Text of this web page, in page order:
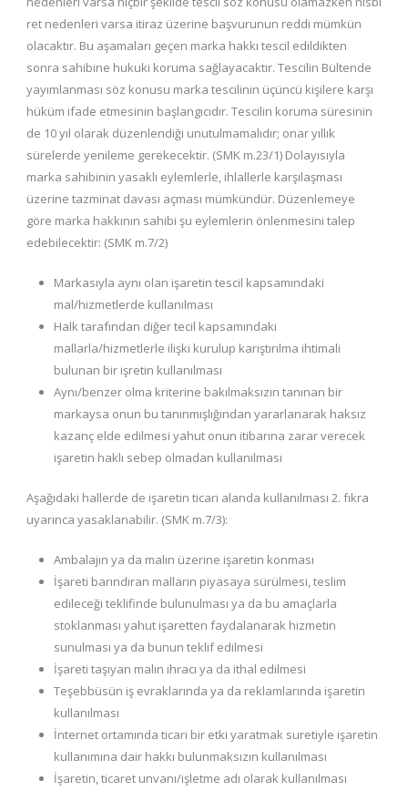
ret nedenleri varsa itiraz üzerine başvurunun reddi mümkün
olacaktır. Bu aşamaları geçen marka hakkı tescil edildikten
sonra sahibine hukuki koruma sağlayacaktır. Tescilin Bültende
yayımlanması söz konusu marka tescilinin üçüncü kişilere karşı
hüküm ifade etmesinin başlangıcıdır. Tescilin koruma süresinin
de 10 yıl olarak düzenlendiği unutulmamalıdır; onar yıllık
sürelerde yenileme gerekecektir. (SMK m.23/1) Dolayısıyla
marka sahibinin yasaklı eylemlerle, ihlallerle karşılaşması
üzerine tazminat davası açması mümkündür. Düzenlemeye
göre marka hakkının sahibi şu eylemlerin önlenmesini talep
edebilecektir: (SMK m.7/2)
Markasıyla aynı olan işaretin tescil kapsamındaki
mal/hizmetlerde kullanılması
Halk tarafından diğer tecil kapsamındaki
mallarla/hizmetlerle ilişki kurulup karıştırılma ihtimali
bulunan bir işretin kullanılması
Aynı/benzer olma kriterine bakılmaksızın tanınan bir
markaysa onun bu tanınmışlığından yararlanarak haksız
kazanç elde edilmesi yahut onun itibarına zarar verecek
işaretin haklı sebep olmadan kullanılması
Aşağıdaki hallerde de işaretin ticari alanda kullanılması 2. fıkra
uyarınca yasaklanabilir. (SMK m.7/3):
Ambalajın ya da malın üzerine işaretin konması
İşareti barındıran malların piyasaya sürülmesi, teslim
edileceği teklifinde bulunulması ya da bu amaçlarla
stoklanması yahut işaretten faydalanarak hizmetin
sunulması ya da bunun teklif edilmesi
İşareti taşıyan malın ihracı ya da ithal edilmesi
Teşebbüsün iş evraklarında ya da reklamlarında işaretin
kullanılması
İnternet ortamında ticari bir etki yaratmak suretiyle işaretin
kullanımına dair hakkı bulunmaksızın kullanılması
İşaretin, ticaret unvanı/işletme adı olarak kullanılması